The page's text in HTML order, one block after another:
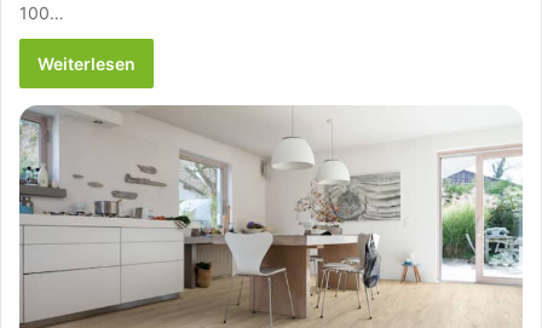
100…
Weiterlesen